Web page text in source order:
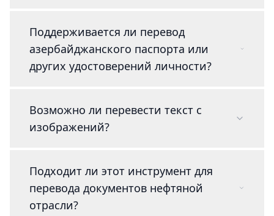
Поддерживается ли перевод
азербайджанского паспорта или
других удостоверений личности?
Возможно ли перевести текст с
изображений?
Подходит ли этот инструмент для
перевода документов нефтяной
отрасли?